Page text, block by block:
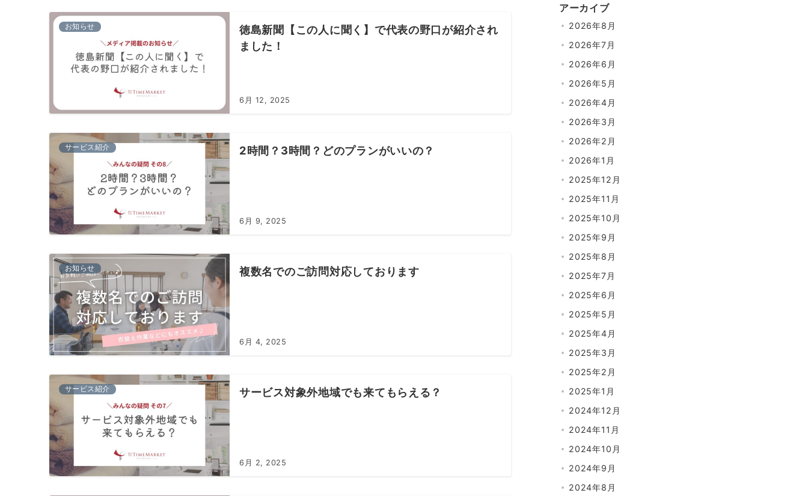
お知らせ
徳島新聞【この人に聞く】で代表の野口が紹介され
ました！
6月 12, 2025
サービス紹介 2時間？3時間？どのプランがいいの？
6月 9, 2025
お知らせ 複数名でのご訪問対応しております
6月 4, 2025
サービス紹介 サービス対象外地域でも来てもらえる？
6月 2, 2025
アーカイブ
2026年8月
2026年7月
2026年6月
2026年5月
2026年4月
2026年3月
2026年2月
2026年1月
2025年12月
2025年11月
2025年10月
2025年9月
2025年8月
2025年7月
2025年6月
2025年5月
2025年4月
2025年3月
2025年2月
2025年1月
2024年12月
2024年11月
2024年10月
2024年9月
2024年8月